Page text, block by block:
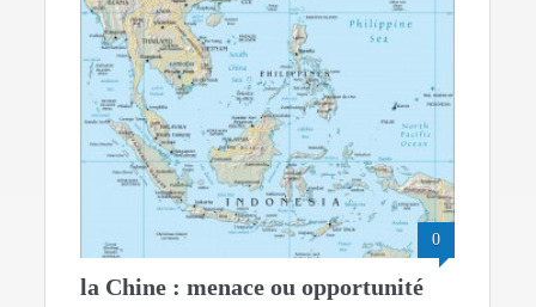
0
la Chine : menace ou opportunité